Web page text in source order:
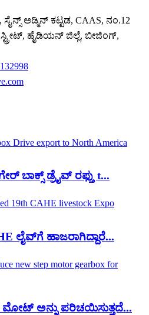
ಅಡ್ಮಿನ್ ಕಟ್ಟಡ, CAAS, ನಂ.12
ಹೈಡಿಯನ್ ಜಿಲ್ಲೆ, ಬೀಜಿಂಗ್,
ಬಾಕ್ಸ್ ಡ್ರೈವ್ ರಫ್ತು t...
ಲೈವ್‌ಗೆ ಹಾಜರಾಗಿದ್ದಾರೆ...
ಮೋಟ್ ಅನ್ನು ಪರಿಚಯಿಸುತ್ತದೆ...